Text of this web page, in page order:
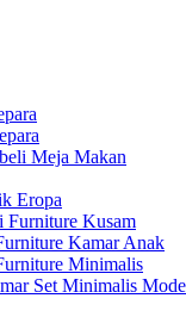
Meja Makan
Eropa
Furniture Kusam
Kamar Anak
Minimalis
Set Minimalis